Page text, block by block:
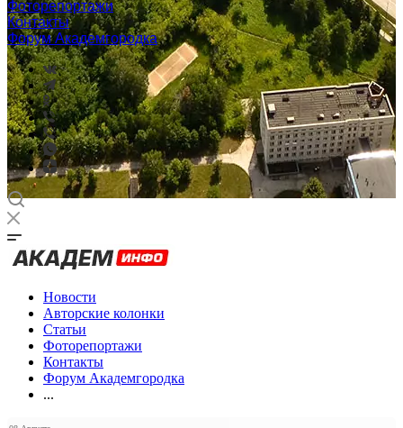
Фоторепортажи
Контакты
Форум Академгородка
Новости
Авторские колонки
Статьи
Фоторепортажи
Контакты
Форум Академгородка
...